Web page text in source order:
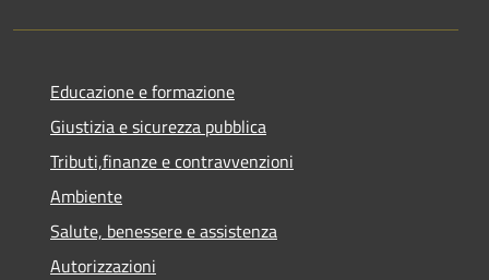
Educazione e formazione
Giustizia e sicurezza pubblica
Tributi,finanze e contravvenzioni
Ambiente
Salute, benessere e assistenza
Autorizzazioni